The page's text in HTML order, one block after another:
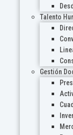
Talento
Gestión